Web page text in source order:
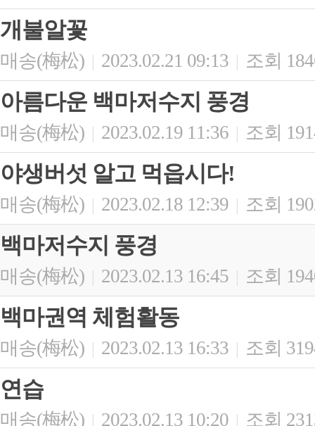
개불알꽃
매송(梅松) | 2023.02.21 09:13 | 조회
아름다운 백마저수지 풍경
매송(梅松) | 2023.02.19 11:36 | 조회
야생버섯 알고 먹읍시다!
매송(梅松) | 2023.02.18 12:39 | 조회
백마저수지 풍경
매송(梅松) | 2023.02.13 16:45 | 조회
백마권역 체험활동
매송(梅松) | 2023.02.13 16:33 | 조회
연습
매송(梅松) | 2023.02.13 10:20 | 조회